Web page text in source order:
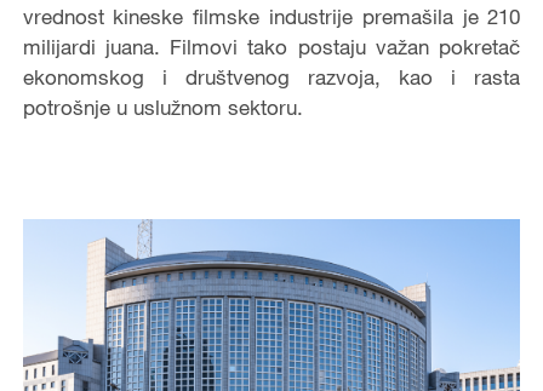
vrednost kineske filmske industrije premašila je 210
milijardi juana. Filmovi tako postaju važan pokretač
ekonomskog i društvenog razvoja, kao i rasta
potrošnje u uslužnom sektoru.